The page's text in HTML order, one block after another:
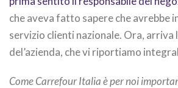
che aveva fatto sapere che avrebbe
servizio clienti nazionale. Ora, arriva
del’azienda, che vi riportiamo
Come Carrefour Italia è per noi